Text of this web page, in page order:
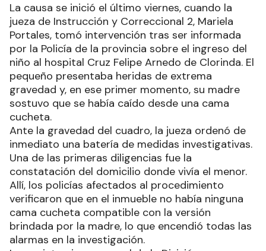
La causa se inició el último viernes, cuando la
jueza de Instrucción y Correccional 2, Mariela
Portales, tomó intervención tras ser informada
por la Policía de la provincia sobre el ingreso del
niño al hospital Cruz Felipe Arnedo de Clorinda. El
pequeño presentaba heridas de extrema
gravedad y, en ese primer momento, su madre
sostuvo que se había caído desde una cama
cucheta.
Ante la gravedad del cuadro, la jueza ordenó de
inmediato una batería de medidas investigativas.
Una de las primeras diligencias fue la
constatación del domicilio donde vivía el menor.
Allí, los policías afectados al procedimiento
verificaron que en el inmueble no había ninguna
cama cucheta compatible con la versión
brindada por la madre, lo que encendió todas las
alarmas en la investigación.